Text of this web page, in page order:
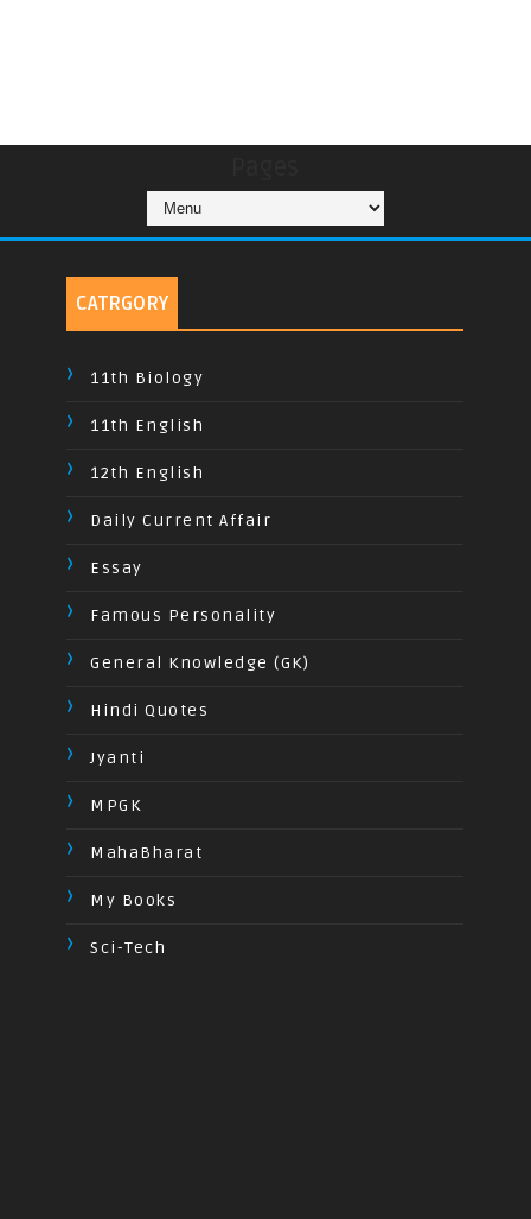
CATRGORY
11th Biology
11th English
12th English
Daily Current Affair
Essay
Famous Personality
General Knowledge (GK)
Hindi Quotes
Jyanti
MPGK
MahaBharat
My Books
Sci-Tech